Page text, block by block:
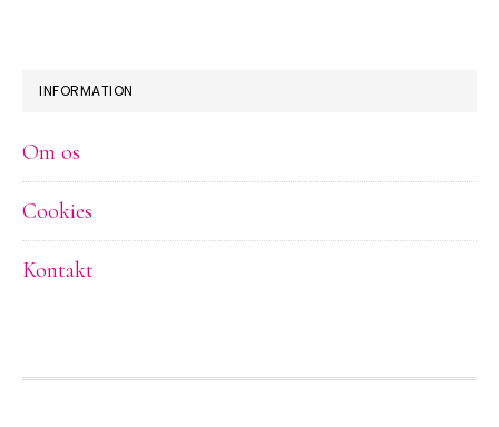
INFORMATION
Om os
Cookies
Kontakt